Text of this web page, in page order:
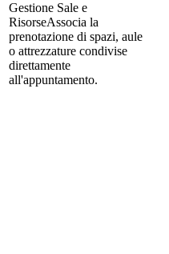
Gestione Sale e
RisorseAssocia la
prenotazione di spazi, aule
o attrezzature condivise
direttamente
all'appuntamento.